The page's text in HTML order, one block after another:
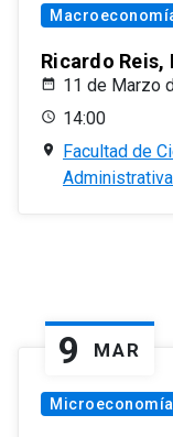
Ricardo Reis,
11 de Marzo
14:00
Facultad de
9 MAR